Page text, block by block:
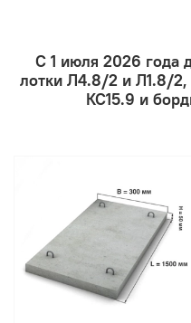
С 1 июля 2026 года
лотки Л4.8/2 и Л1.8/2,
КС15.9 и